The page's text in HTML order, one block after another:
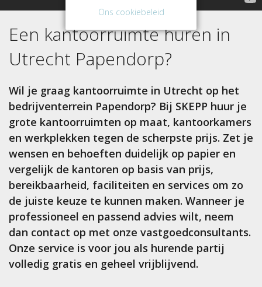
Een kantoorruimte huren in
Utrecht Papendorp?
Wil je graag kantoorruimte in Utrecht op het
bedrijventerrein Papendorp? Bij SKEPP huur je
grote kantoorruimten op maat, kantoorkamers
en werkplekken tegen de scherpste prijs. Zet je
wensen en behoeften duidelijk op papier en
vergelijk de kantoren op basis van prijs,
bereikbaarheid, faciliteiten en services om zo
de juiste keuze te kunnen maken. Wanneer je
professioneel en passend advies wilt, neem
dan contact op met onze vastgoedconsultants.
Onze service is voor jou als hurende partij
volledig gratis en geheel vrijblijvend.
Ons cookiebeleid